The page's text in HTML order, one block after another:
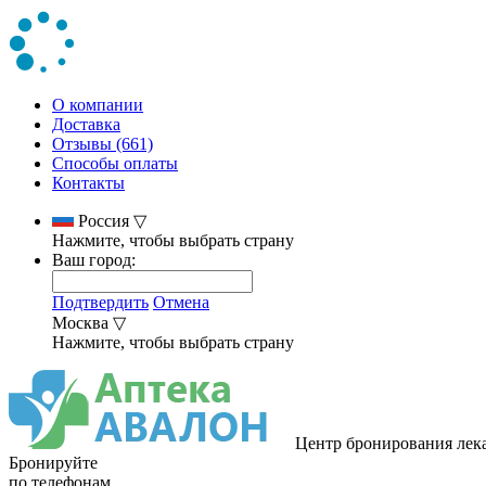
О компании
Доставка
Отзывы (661)
Способы оплаты
Контакты
Россия ▽
Нажмите, чтобы выбрать страну
Ваш город:
Подтвердить Отмена
Москва ▽
Нажмите, чтобы выбрать страну
Центр бронирования
Бронируйте
по телефонам